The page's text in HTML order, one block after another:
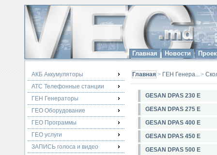
Главная Новости
АКБ Аккумуляторы
АТС Телефонные станции
ГЕН Генераторы
ГЕО Оборудование
ГЕО Программы
ГЕО услуги
ЗАПИСЬ голоса и видео
Главная > ГЕН Генера...>
GESAN DPAS 230 E
GESAN DPAS 275 E
GESAN DPAS 400 E
GESAN DPAS 450 E
GESAN DPAS 500 E